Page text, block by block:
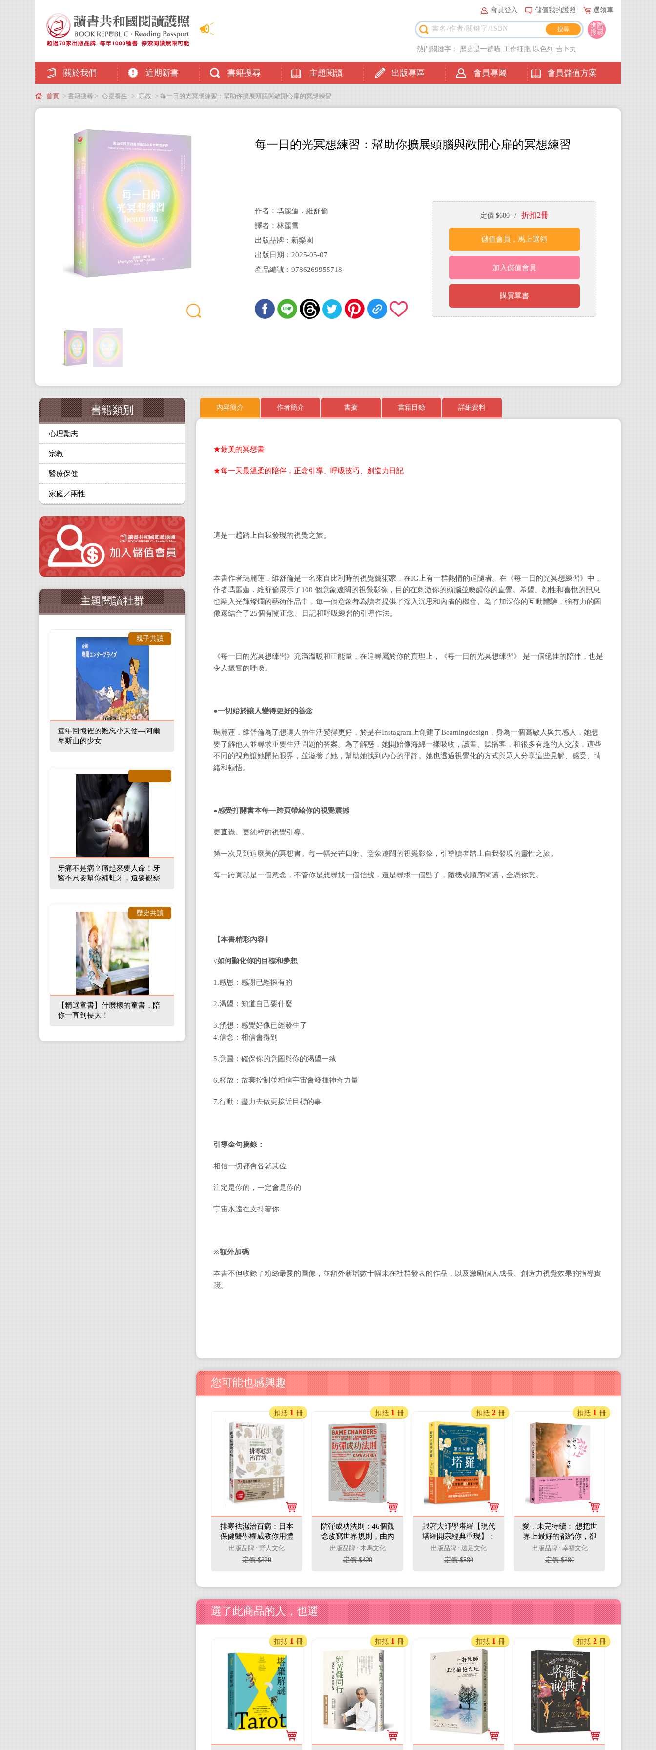
會員登入 儲值我的護照 選領車
關於我們 近期新書 書籍搜尋 主題閱讀 出版專區 會員專屬 會員儲值方案
進階
搜尋
熱門關鍵字： 歷史是一群喵 工作細胞 以色列 吉卜力
首頁 > 書籍搜尋 > 心靈養生 > 宗教 > 每一日的光冥想練習：幫助你擴展頭腦與敞開心扉的冥想練習
每一日的光冥想練習：幫助你擴展頭腦與敞開心扉的冥想練習
作者：瑪麗蓮．維舒倫
譯者：林麗雪
出版品牌：新樂園
出版日期：2025-05-07
產品編號：9786269955718
定價 $680 / 折扣2冊
儲值會員，馬上選領
加入儲值會員
購買單書
內容簡介 作者簡介 書摘 書籍目錄 詳細資料
★最美的冥想書
★每一天最溫柔的陪伴，正念引導、呼吸技巧、創造力日記
這是一趟踏上自我發現的視覺之旅。
本書作者瑪麗蓮．維舒倫是一名來自比利時的視覺藝術家，在IG上有一群熱情的追隨者。在《每一日的光冥想練習》中，
作者瑪麗蓮．維舒倫展示了100 個意象遼闊的視覺影像，目的在刺激你的頭腦並喚醒你的直覺。希望、韌性和喜悅的訊息
也融入光輝燦爛的藝術作品中，每一個意象都為讀者提供了深入沉思和內省的機會。為了加深你的互動體驗，強有力的圖
像還結合了25個有關正念、日記和呼吸練習的引導作法。
《每一日的光冥想練習》充滿溫暖和正能量，在追尋屬於你的真理上，《每一日的光冥想練習》 是一個絕佳的陪伴，也是
令人振奮的呼喚。
●一切始於讓人變得更好的善念
瑪麗蓮．維舒倫為了想讓人的生活變得更好，於是在Instagram上創建了Beamingdesign，身為一個高敏人與共感人，她想
要了解他人並尋求重要生活問題的答案。為了解惑，她開始像海綿一樣吸收，讀書、聽播客，和很多有趣的人交談，這些
不同的視角讓她開拓眼界，並滋養了她，幫助她找到內心的平靜。她也透過視覺化的方式與眾人分享這些見解、感受、情
緒和頓悟。
●感受打開書本每一跨頁帶給你的視覺震撼
更直覺、更純粹的視覺引導。
第一次見到這麼美的冥想書。每一幅光芒四射、意象遼闊的視覺影像，引導讀者踏上自我發現的靈性之旅。
每一跨頁就是一個意念，不管你是想尋找一個信號，還是尋求一個點子，隨機或順序閱讀，全憑你意。
【本書精彩內容】
√如何顯化你的目標和夢想
1.感恩：感謝已經擁有的
2.渴望：知道自己要什麼
3.預想：感覺好像已經發生了
4.信念：相信會得到
5.意圖：確保你的意圖與你的渴望一致
6.釋放：放棄控制並相信宇宙會發揮神奇力量
7.行動：盡力去做更接近目標的事
引導金句摘錄：
相信一切都會各就其位
注定是你的，一定會是你的
宇宙永遠在支持著你
※額外加碼
本書不但收錄了粉絲最愛的圖像，並額外新增數十幅未在社群發表的作品，以及激勵個人成長、創造力視覺效果的指導實
踐。
您可能也感興趣
排寒袪濕治百病：日本
保健醫學權威教你用體
溫改善體質，7天見效
的溫熱療法(三版)
出版品牌 : 野人文化
定價 $320
扣抵 1 冊
防彈成功法則：46個觀
念改寫世界規則，由內
而外升級身心狀態，讓
你更迅捷、更聰明、更
快樂
出版品牌 : 木馬文化
定價 $420
扣抵 1 冊
跟著大師學塔羅【現代
塔羅開宗經典重現】：
你的第一本塔羅自我占
卜工具書
出版品牌 : 遠足文化
定價 $580
扣抵 2 冊
愛，未完待續： 想把世
界上最好的都給你，卻
發現世上最好的就是你
出版品牌 : 幸福文化
定價 $380
扣抵 1 冊
選了此商品的人，也選
扣抵 1 冊 扣抵 1 冊 扣抵 1 冊 扣抵 2 冊
書籍類別
心理勵志
宗教
醫療保健
家庭／兩性
主題閱讀社群
童年回憶裡的難忘小天使—阿爾
卑斯山的少女
親子共讀
牙痛不是病？痛起來要人命！牙
醫不只要幫你補蛀牙，還要觀察
【精選童書】什麼樣的童書，陪
你一直到長大！
歷史共讀